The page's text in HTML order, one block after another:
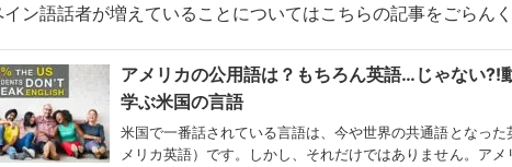
ン語話者が増えていることについてはこちらの記事をごらんく
アメリカの公用語は？もちろん英語…じゃない⁈
学ぶ米国の言語
米国で一番話されている言語は、今や世界の共通語となった
メリカ英語）です。しかし、それだけではありません。アメ